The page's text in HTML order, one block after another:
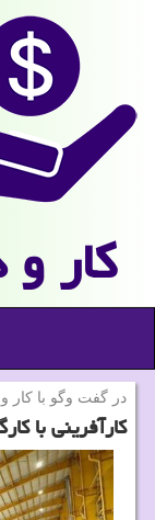
كار
در گفت وگو با كار
کارآفرینی با